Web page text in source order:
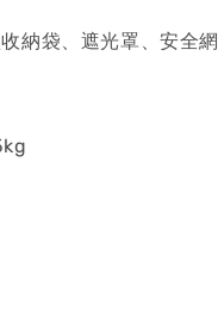
納袋、遮光罩、安全網